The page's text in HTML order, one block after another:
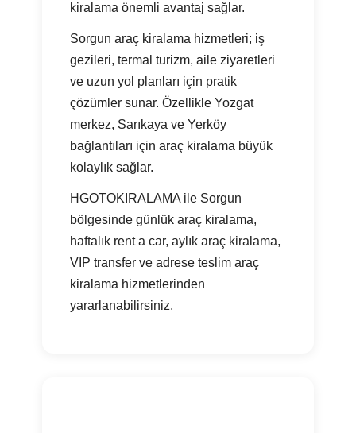
kiralama önemli avantaj sağlar.
Sorgun araç kiralama hizmetleri; iş
gezileri, termal turizm, aile ziyaretleri
ve uzun yol planları için pratik
çözümler sunar. Özellikle Yozgat
merkez, Sarıkaya ve Yerköy
bağlantıları için araç kiralama büyük
kolaylık sağlar.
HGOTOKIRALAMA ile Sorgun
bölgesinde günlük araç kiralama,
haftalık rent a car, aylık araç kiralama,
VIP transfer ve adrese teslim araç
kiralama hizmetlerinden
yararlanabilirsiniz.